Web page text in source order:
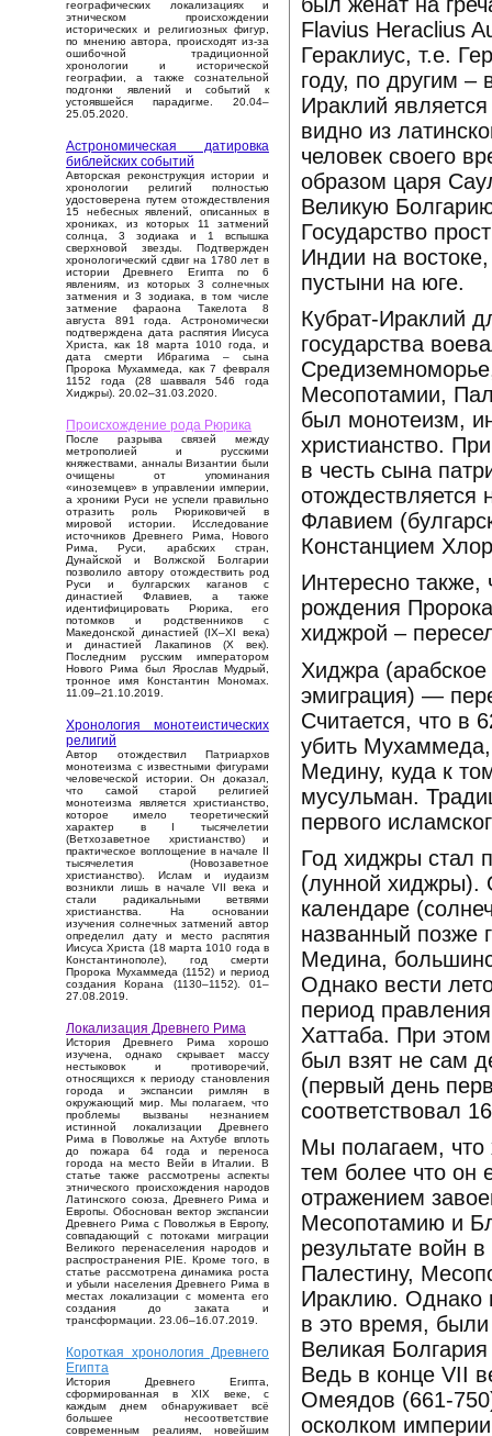
географических локализациях и
этническом происхождении
исторических и религиозных фигур,
по мнению автора, происходят из-за
ошибочной традиционной
хронологии и исторической
географии, а также сознательной
подгонки явлений и событий к
устоявшейся парадигме. 20.04–
25.05.2020.
Астрономическая датировка
библейских событий
Авторская реконструкция истории и
хронологии религий полностью
удостоверена путем отождествления
15 небесных явлений, описанных в
хрониках, из которых 11 затмений
солнца, 3 зодиака и 1 вспышка
сверхновой звезды. Подтвержден
хронологический сдвиг на 1780 лет в
истории Древнего Египта по 6
явлениям, из которых 3 солнечных
затмения и 3 зодиака, в том числе
затмение фараона Такелота 8
августа 891 года. Астрономически
подтверждена дата распятия Иисуса
Христа, как 18 марта 1010 года, и
дата смерти Ибрагима – сына
Пророка Мухаммеда, как 7 февраля
1152 года (28 шавваля 546 года
Хиджры). 20.02–31.03.2020.
Происхождение рода Рюрика
После разрыва связей между
метрополией и русскими
княжествами, анналы Византии были
очищены от упоминания
«иноземцев» в управлении империи,
а хроники Руси не успели правильно
отразить роль Рюриковичей в
мировой истории. Исследование
источников Древнего Рима, Нового
Рима, Руси, арабских стран,
Дунайской и Волжской Болгарии
позволило автору отождествить род
Руси и булгарских каганов с
династией Флавиев, а также
идентифицировать Рюрика, его
потомков и родственников с
Македонской династией (IX–XI века)
и династией Лакапинов (X век).
Последним русским императором
Нового Рима был Ярослав Мудрый,
тронное имя Константин Мономах.
11.09–21.10.2019.
Хронология монотеистических
религий
Автор отождествил Патриархов
монотеизма с известными фигурами
человеческой истории. Он доказал,
что самой старой религией
монотеизма является христианство,
которое имело теоретический
характер в I тысячелетии
(Ветхозаветное христианство) и
практическое воплощение в начале II
тысячелетия (Новозаветное
христианство). Ислам и иудаизм
возникли лишь в начале VII века и
стали радикальными ветвями
христианства. На основании
изучения солнечных затмений автор
определил дату и место распятия
Иисуса Христа (18 марта 1010 года в
Константинополе), год смерти
Пророка Мухаммеда (1152) и период
создания Корана (1130–1152). 01–
27.08.2019.
Локализация Древнего Рима
История Древнего Рима хорошо
изучена, однако скрывает массу
нестыковок и противоречий,
относящихся к периоду становления
города и экспансии римлян в
окружающий мир. Мы полагаем, что
проблемы вызваны незнанием
истинной локализации Древнего
Рима в Поволжье на Ахтубе вплоть
до пожара 64 года и переноса
города на место Вейи в Италии. В
статье также рассмотрены аспекты
этнического происхождения народов
Латинского союза, Древнего Рима и
Европы. Обоснован вектор экспансии
Древнего Рима с Поволжья в Европу,
совпадающий с потоками миграции
Великого перенаселения народов и
распространения PIE. Кроме того, в
статье рассмотрена динамика роста
и убыли населения Древнего Рима в
местах локализации с момента его
создания до заката и
трансформации. 23.06–16.07.2019.
Короткая хронология Древнего
Египта
История Древнего Египта,
сформированная в XIX веке, с
каждым днем обнаруживает всё
большее несоответствие
современным реалиям, новейшим
Flavius Heraclius
Гераклиус, т.е.
году, по другим –
Ираклий
видно из
человек своего
образом царя
Великую
Государство
Индии на
пустыни на юге.
Кубрат-Ираклий
государства
Месопотамии,
был монотеизм,
христианство.
в честь сына
Флавием
Констанцием
Интересно также,
рождения
хиджрой –
Хиджра (арабское هجرة‎‎ это буквально бегство, выселение,
эмиграция) —
Считается, что в
убить
Медину, куда к
мусульман.
первого
Год хиджры стал
(лунной хиджры).
календаре
названный позже
Медина,
Однако вести
период
Хаттаба. При
был взят не сам
(первый день
соответствовал
Мы полагаем, что
тем более что он
отражением
Месопотамию и
результате войн
Палестину,
Ираклию. Однако
в это время,
Великая
Ведь в конце VII
Омеядов (661-
осколком